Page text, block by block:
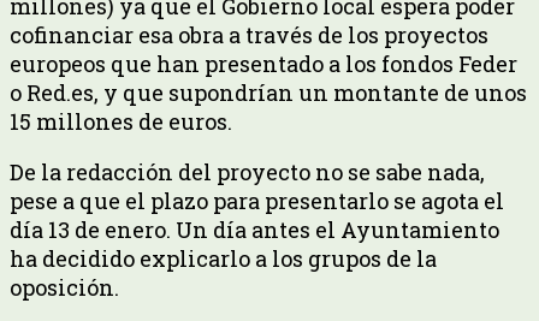
cofinanciar esa obra a través de los proyectos
europeos que han presentado a los fondos Feder
o Red.es, y que supondrían un montante de unos
15 millones de euros.
De la redacción del proyecto no se sabe nada,
pese a que el plazo para presentarlo se agota el
día 13 de enero. Un día antes el Ayuntamiento
ha decidido explicarlo a los grupos de la
oposición.